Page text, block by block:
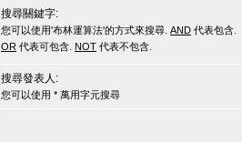
搜尋關鍵字:
您可以使用'布林運算法'的方式來搜尋. AND 代表包含.
OR 代表可包含. NOT 代表不包含.
搜尋發表人:
您可以使用 * 萬用字元搜尋